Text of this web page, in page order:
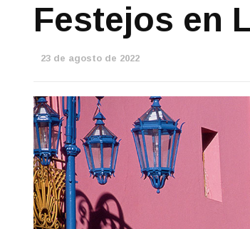
Festejos en
23 de agosto de 2022